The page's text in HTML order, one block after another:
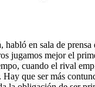
en sala de
jugamos mejor el
cuando el rival
que ser más